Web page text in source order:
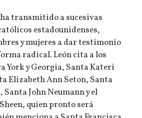
ha transmitido a sucesivas
estadounidenses,
y mujeres a dar testimonio
radical. León cita a los
York y Georgia, Santa Kateri
Elizabeth Ann Seton, Santa
John Neumann y el
quien pronto será